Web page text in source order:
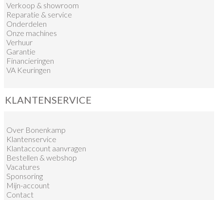
Verkoop & showroom
Reparatie & service
Onderdelen
Onze machines
Verhuur
Garantie
Financieringen
VA Keuringen
KLANTENSERVICE
Over Bonenkamp
Klantenservice
Klantaccount aanvragen
Bestellen & webshop
Vacatures
Sponsoring
Mijn-account
Contact